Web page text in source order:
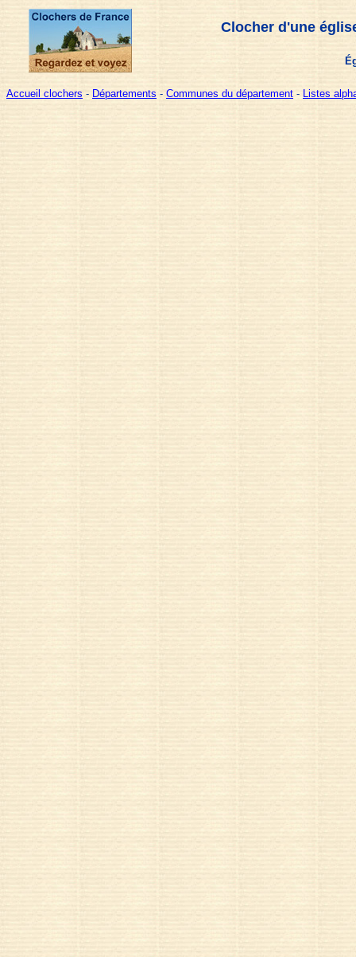
Clocher d'une
Accueil clochers - Départements - Communes du département - Listes